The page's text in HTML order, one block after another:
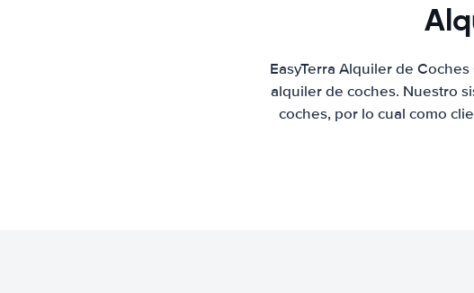
EasyTerra Alquiler de
alquiler de coches. Nuestro
coches, por lo cual como